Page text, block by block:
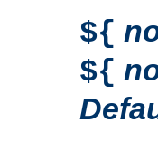
${
${